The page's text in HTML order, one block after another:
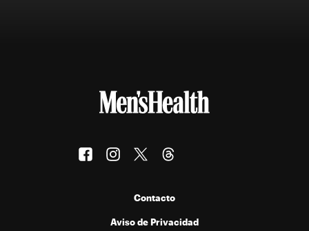
Contacto
Aviso de Privacidad